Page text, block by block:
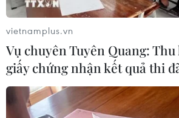
vietnamplus.vn
Vụ chuyên Tuyên Quang:
giấy chứng nhận kết quả thi